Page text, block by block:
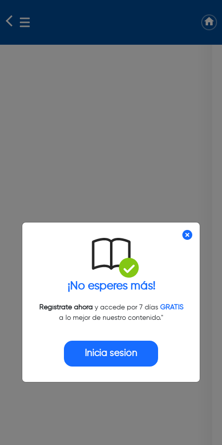
¡No esperes más!
Regístrate ahoray accede por 7 días GRATIS
a lo mejor de nuestro contenido."
Inicia sesión